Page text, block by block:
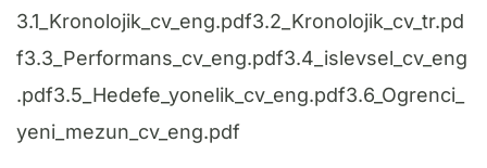
3.1_Kronolojik_cv_eng.pdf3.2_Kronolojik_cv_tr.pd
f3.3_Performans_cv_eng.pdf3.4_islevsel_cv_eng
.pdf3.5_Hedefe_yonelik_cv_eng.pdf3.6_Ogrenci_
yeni_mezun_cv_eng.pdf